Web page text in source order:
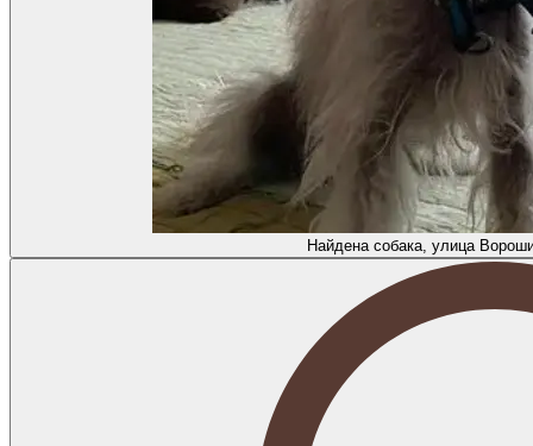
Найдена собака, улица